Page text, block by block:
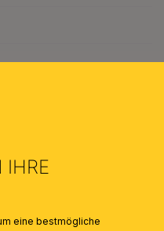
IHRE
eine bestmögliche